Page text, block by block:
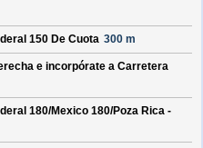
150 De Cuota 300 m
e incorpórate a Carretera
180/Mexico 180/Poza Rica -